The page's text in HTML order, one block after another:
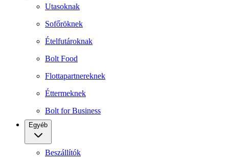
Utasoknak
Sofőröknek
Ételfutároknak
Bolt Food
Flottapartnereknek
Éttermeknek
Bolt for Business
Egyéb
Beszállítók